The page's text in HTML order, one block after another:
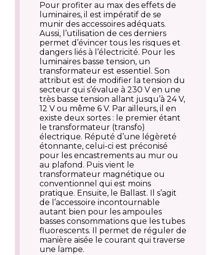
Pour profiter au max des effets de
luminaires, il est impératif de se
munir des accessoires adéquats.
Aussi, l’utilisation de ces derniers
permet d’évincer tous les risques et
dangers liés à l’électricité. Pour les
luminaires basse tension, un
transformateur est essentiel. Son
attribut est de modifier la tension du
secteur qui s’évalue à 230 V en une
très basse tension allant jusqu’à 24 V,
12 V ou même 6 V. Par ailleurs, il en
existe deux sortes : le premier étant
le transformateur (transfo)
électrique. Réputé d’une légèreté
étonnante, celui-ci est préconisé
pour les encastrements au mur ou
au plafond. Puis vient le
transformateur magnétique ou
conventionnel qui est moins
pratique. Ensuite, le Ballast. Il s’agit
de l’accessoire incontournable
autant bien pour les ampoules
basses consommations que les tubes
fluorescents. Il permet de réguler de
manière aisée le courant qui traverse
une lampe.